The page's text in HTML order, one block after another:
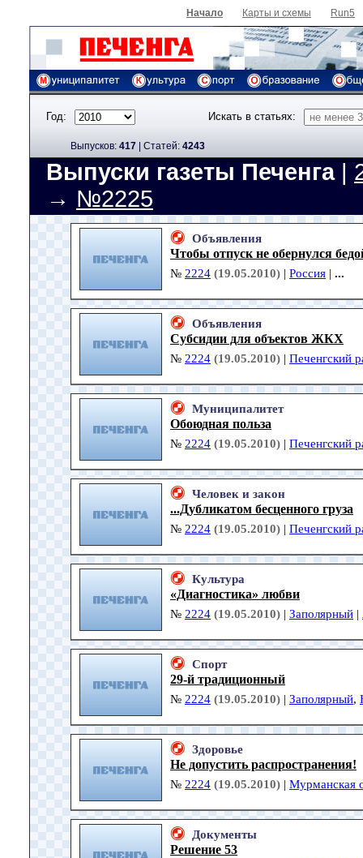
Начало Карты и схемы Run5
Год: Искать в статьях:
Выпусков: 417 | Cтатей: 4243
Выпуски газеты Печенга|
→ №2225
Объявления
Чтобы отпуск не обернулся
№ 2224 (19.05.2010) | Россия | ...
Объявления
Субсидии для объектов ЖКХ
№ 2224 (19.05.2010) | Печенгский
Муниципалитет
Обоюдная польза
№ 2224 (19.05.2010) | Печенгский
Человек и закон
...Дубликатом бесценного груза
№ 2224 (19.05.2010) | Печенгский
Культура
«Диагностика» любви
№ 2224 (19.05.2010) | Заполярный |
Спорт
29-й традиционный
№ 2224 (19.05.2010) | Заполярный,
Здоровье
Не допустить распространения!
№ 2224 (19.05.2010) | Мурманская
Документы
Решение 53